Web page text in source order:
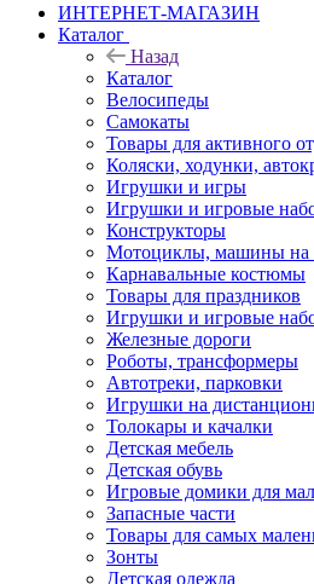
ИНТЕРНЕТ-МАГАЗИН
Каталог
Назад
Каталог
Велосипеды
Самокаты
Товары для активного
Коляски, ходунки,
Игрушки и игры
Игрушки и игровые
Конструкторы
Мотоциклы, машины на
Карнавальные костюмы
Товары для праздников
Игрушки и игровые
Железные дороги
Роботы, трансформеры
Автотреки, парковки
Игрушки на
Толокары и качалки
Детская мебель
Детская обувь
Игровые домики для
Запасные части
Товары для самых
Зонты
Детская одежда